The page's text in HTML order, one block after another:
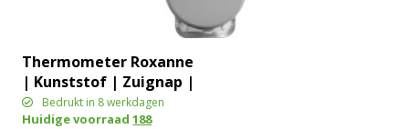
Thermometer Roxanne
| Kunststof | Zuignap |
ZilverBedrukt in 8 werkdagen
Huidige voorraad188